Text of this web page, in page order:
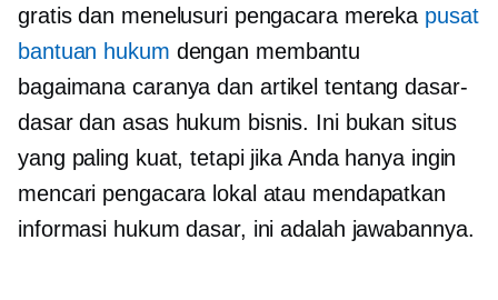
gratis dan menelusuri pengacara mereka pusat
bantuan hukum dengan membantu
bagaimana caranyadan artikel tentang dasar-
dasar dan asas hukum bisnis. Ini bukan situs
yang paling kuat, tetapi jika Anda hanya ingin
mencari pengacara lokal atau mendapatkan
informasi hukum dasar, ini adalah jawabannya.